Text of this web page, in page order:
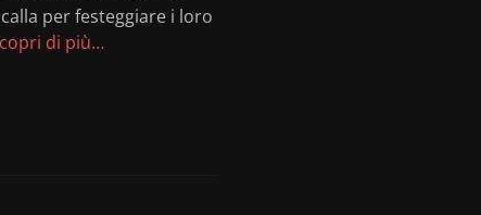
per festeggiare i loro
di più…